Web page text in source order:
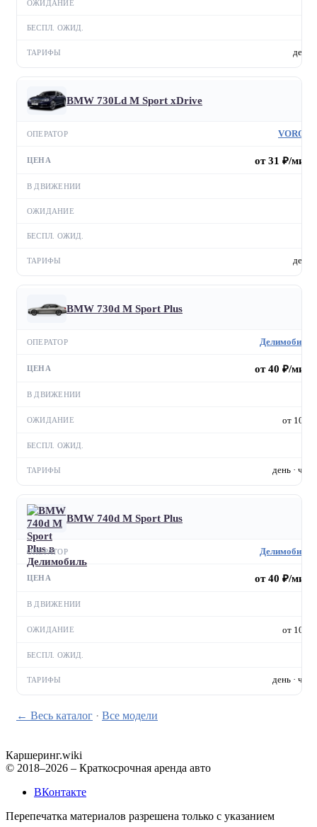
день
BMW 730Ld M Sport xDrive
VORON
от 31 ₽/мин
день
BMW 730d M Sport Plus
Делимобиль
от 40 ₽/мин
от 10 ₽
день · час
BMW 740d M Sport Plus
Делимобиль
от 40 ₽/мин
от 10 ₽
день · час
← Весь каталог · Все модели
Каршеринг.wiki
© 2018–2026 – Краткосрочная аренда авто
ВКонтакте
Перепечатка материалов разрешена только с указанием